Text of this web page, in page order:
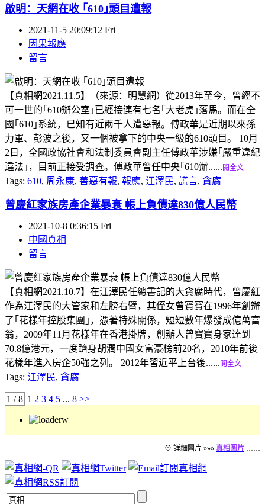
啟明：天網在收 ｢610｣頭目遭報
2021-11-5 20:09:12 Fri
因果報應
留言
【真相網2021.11.5】（來源：明慧網）從2013年至今，曾經不
可一世的｢610辦公室｣已經接連有七名｢大老虎｣落馬。而在全
國｢610｣系統，已知有近兩千人遭惡報。傅政華是近期以來孫
力軍、彭波之後，又一個被拿下的中央一級的610頭目。 10月
2日，全國政協社會和法制委員會副主任傅政華涉嫌｢嚴重違紀
違法｣，目前正接受調查。傅政華曾任中央｢610辦...... 閱全文
Tags: 610, 周永康, 善惡有報, 報應, 江澤民, 謊言, 貪腐
曾慶紅家族房產企業暴衰 帳上負債達830億人民幣
2021-10-8 0:36:15 Fri
中國真相
留言
【真相網2021.10.7】在江澤民任總書記的大貪腐時代，曾慶紅
作為江澤民的大管家和左膀右臂，其侄女曾寶寶在1996年創辦
了｢花樣年控股集團｣，憑著特殊關係，短短數年爆發成億萬富
翁，2009年11月花樣年在香港掛牌，創辦人曾寶寶身家達到
70.8億港元，一度躋身胡潤中國女富豪榜前20名，2010年前後
花樣年進入房企50強之列。 2012年習近平上台後...... 閱全文
Tags: 江澤民, 貪腐
1 / 8 1 2 3 4 5 ... 8 >>
⊙ 詳細圖片 »»» 真相圖片 ……